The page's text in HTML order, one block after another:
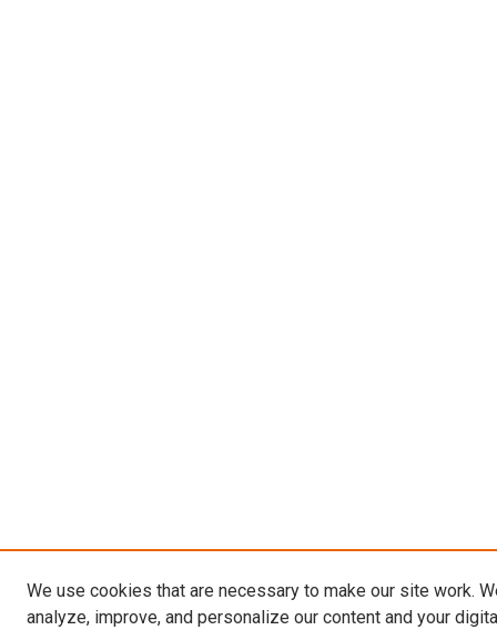
We use cookies that are necessary to make our site work.
analyze, improve, and personalize our content and your